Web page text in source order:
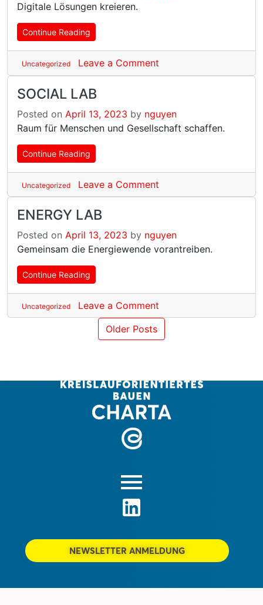
Digitale Lösungen kreieren.
Continue Reading
Uncategorized Leave a Comment
SOCIAL LAB
Posted on April 13, 2023 by nguyen
Raum für Menschen und Gesellschaft schaffen.
Continue Reading
Uncategorized Leave a Comment
ENERGY LAB
Posted on April 13, 2023 by nguyen
Gemeinsam die Energiewende vorantreiben.
Continue Reading
Uncategorized Leave a Comment
Older Posts
NEWSLETTER ANMELDUNG